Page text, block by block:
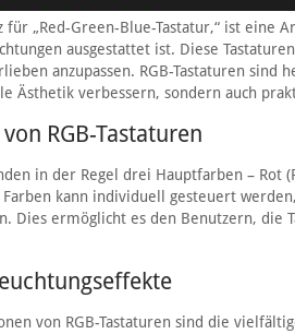
für „Red-Green-Blue-Tastatur,“ ist
ausgestattet ist. Diese
anzupassen. RGB-Tastaturen sind
Ästhetik verbessern, sondern auch
RGB-Tastaturen
in der Regel drei Hauptfarben – Rot
kann individuell gesteuert
Dies ermöglicht es den Benutzern,
von RGB-Tastaturen sind die